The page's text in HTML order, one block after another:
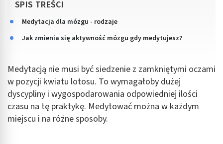
SPIS TREŚCI
Medytacja dla mózgu - rodzaje
Jak zmienia się aktywność mózgu gdy medytujesz?
Medytacją nie musi być siedzenie z zamkniętymi oczami
w pozycji kwiatu lotosu. To wymagałoby dużej
dyscypliny i wygospodarowania odpowiedniej ilości
czasu na tę praktykę. Medytować można w każdym
miejscu i na różne sposoby.